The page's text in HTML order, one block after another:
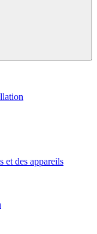
et des appareils